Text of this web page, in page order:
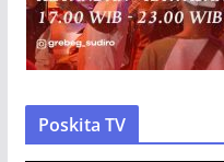
Poskita TV